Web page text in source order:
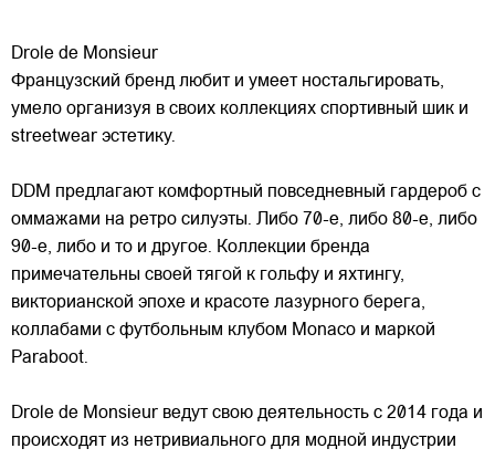
Drole de Monsieur
Французский бренд любит и умеет ностальгировать,
умело организуя в своих коллекциях спортивный шик и
streetwear эстетику.
DDM предлагают комфортный повседневный гардероб с
оммажами на ретро силуэты. Либо 70-е, либо 80-е, либо
90-е, либо и то и другое. Коллекции бренда
примечательны своей тягой к гольфу и яхтингу,
викторианской эпохе и красоте лазурного берега,
коллабами с футбольным клубом Monaco и маркой
Paraboot.
Drole de Monsieur ведут свою деятельность с 2014 года и
происходят из нетривиального для модной индустрии